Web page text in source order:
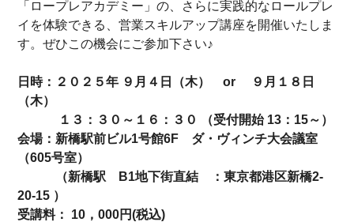
「ロープレアカデミー」の、さらに実践的なロールプレ
イを体験できる、営業スキルアップ講座を開催いたしま
す。ぜひこの機会にご参加下さい♪
日時：２０２５年 ９月４日（木） or ９月１８日
（木）
１３：３０～１６：３０ （受付開始 13：15～）
会場：新橋駅前ビル1号館6F ダ・ヴィンチ大会議室
（605号室）
（新橋駅 B1地下街直結 ：東京都港区新橋2-
20-15 ）
受講料： 10，000円(税込)